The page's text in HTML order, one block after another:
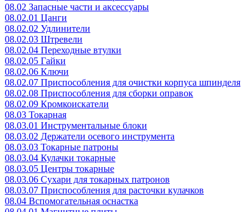
08.02 Запасные части и аксессуары
08.02.01 Цанги
08.02.02 Удлинители
08.02.03 Штревели
08.02.04 Переходные втулки
08.02.05 Гайки
08.02.06 Ключи
08.02.07 Приспособления для очистки корпуса шпинделя
08.02.08 Приспособления для сборки оправок
08.02.09 Кромкоискатели
08.03 Токарная
08.03.01 Инструментальные блоки
08.03.02 Держатели осевого инструмента
08.03.03 Токарные патроны
08.03.04 Кулачки токарные
08.03.05 Центры токарные
08.03.06 Сухари для токарных патронов
08.03.07 Приспособления для расточки кулачков
08.04 Вспомогательная оснастка